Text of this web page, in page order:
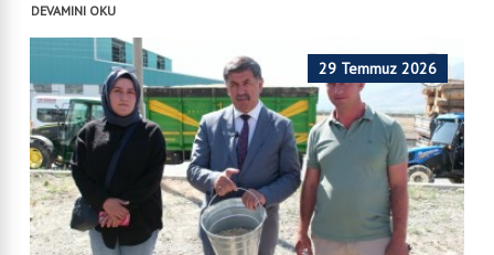
DEVAMINI OKU
29 Temmuz 2026